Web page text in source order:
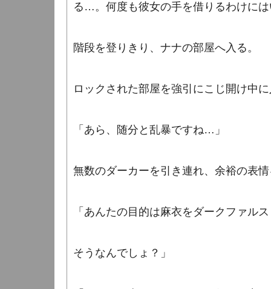
る…。何度も彼女の手を借りるわけに
階段を登りきり、ナナの部屋へ入る。
ロックされた部屋を強引にこじ開け中
「あら、随分と乱暴ですね… 」
無数のダーカーを引き連れ、余裕の表
「あんたの目的は麻衣をダークファル
そうなんでしょ？」